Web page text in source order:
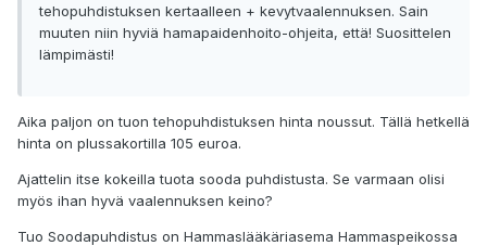
tehopuhdistuksen kertaalleen + kevytvaalennuksen. Sain
muuten niin hyviä hamapaidenhoito-ohjeita, että! Suosittelen
lämpimästi!
Aika paljon on tuon tehopuhdistuksen hinta noussut. Tällä hetkellä
hinta on plussakortilla 105 euroa.
Ajattelin itse kokeilla tuota sooda puhdistusta. Se varmaan olisi
myös ihan hyvä vaalennuksen keino?
Tuo Soodapuhdistus on Hammaslääkäriasema Hammaspeikossa